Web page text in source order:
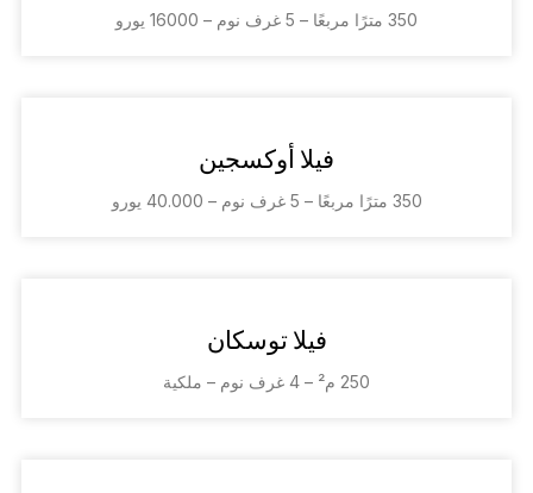
350 مترًا مربعًا – 5 غرف نوم – 16000 يورو
فيلا أوكسجين
350 مترًا مربعًا – 5 غرف نوم – 40.000 يورو
فيلا توسكان
250 م² – 4 غرف نوم – ملكية